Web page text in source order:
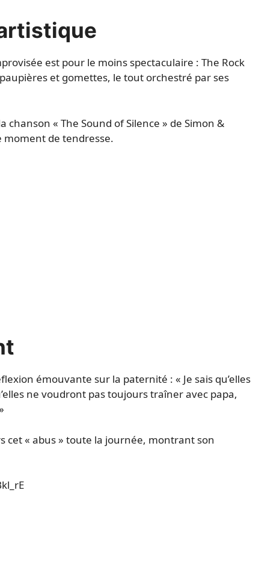
est pour le moins spectaculaire : The Rock
et gomettes, le tout orchestré par ses
« The Sound of Silence » de Simon &
moment de tendresse.
émouvante sur la paternité : « Je sais qu’elles
ne voudront pas toujours traîner avec papa,
cet « abus » toute la journée, montrant son